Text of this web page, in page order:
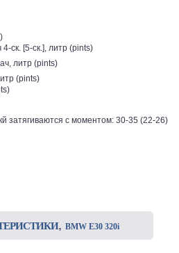
ск. [5-ск.], литр (pints)
литр (pints)
(pints)
затягиваются с моментом: 30-35 (22-26)
, BMW E30 320i